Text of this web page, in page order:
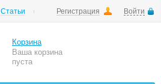
Регистрация Войти
Статьи
Корзина
Ваша корзина
пуста